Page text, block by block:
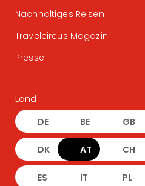
Nachhaltiges Reisen
Travelcircus Magazin
Presse
Land
DE BE GB
DK AT CH
ES IT PL